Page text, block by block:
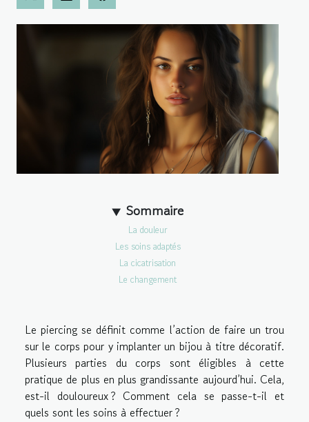
Sommaire
La douleur
Les soins adaptés
La cicatrisation
Le changement
Le piercing se définit comme l’action de faire un trou
sur le corps pour y implanter un bijou à titre décoratif.
Plusieurs parties du corps sont éligibles à cette
pratique de plus en plus grandissante aujourd’hui. Cela,
est-il douloureux ? Comment cela se passe-t-il et
quels sont les soins à effectuer ?